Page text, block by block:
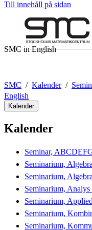
Till innehåll på sidan
SMC in English
SMC Kalender
English
Kalender
Kalender
Seminar,
Seminarium,
Seminarium,
Seminarium,
Seminarium,
Seminarium,
Seminarium,